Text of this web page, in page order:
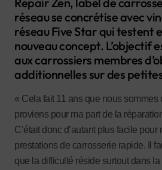
réseau se concrétise avec
réseau Five Star qui testent
nouveau concept. L’objectif
aux carrossiers membres
additionnelles sur des
« Cela fait 11 ans que nous sommes
proviens pour ma part de la
C’était donc d’autant plus facile
prestations de carrosserie rapide. Il
que la difficulté réside surtout dans